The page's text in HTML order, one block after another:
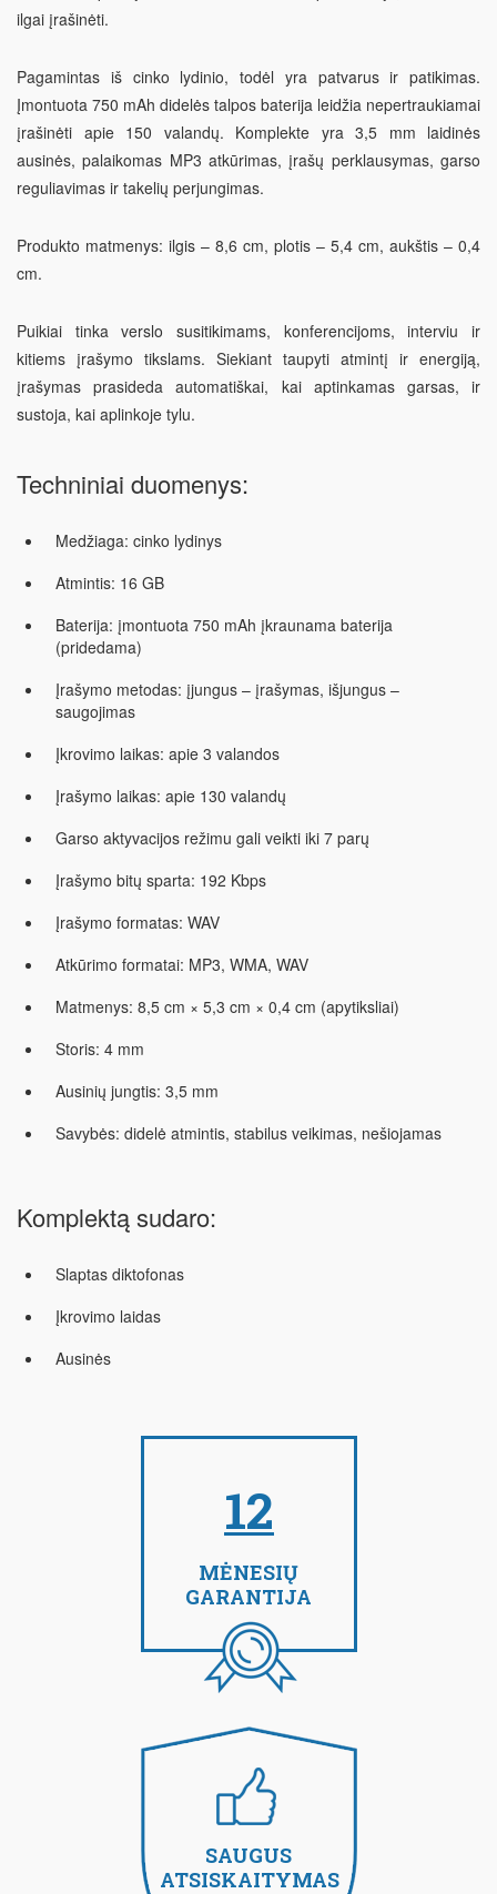
ilgai įrašinėti.
Pagamintas iš cinko lydinio, todėl yra patvarus ir patikimas.
Įmontuota 750 mAh didelės talpos baterija leidžia nepertraukiamai
įrašinėti apie 150 valandų. Komplekte yra 3,5 mm laidinės
ausinės, palaikomas MP3 atkūrimas, įrašų perklausymas, garso
reguliavimas ir takelių perjungimas.
Produkto matmenys: ilgis – 8,6 cm, plotis – 5,4 cm, aukštis – 0,4
cm.
Puikiai tinka verslo susitikimams, konferencijoms, interviu ir
kitiems įrašymo tikslams. Siekiant taupyti atmintį ir energiją,
įrašymas prasideda automatiškai, kai aptinkamas garsas, ir
sustoja, kai aplinkoje tylu.
Techniniai duomenys:
Medžiaga: cinko lydinys
Atmintis: 16 GB
Baterija: įmontuota 750 mAh įkraunama baterija
(pridedama)
Įrašymo metodas: įjungus – įrašymas, išjungus –
saugojimas
Įkrovimo laikas: apie 3 valandos
Įrašymo laikas: apie 130 valandų
Garso aktyvacijos režimu gali veikti iki 7 parų
Įrašymo bitų sparta: 192 Kbps
Įrašymo formatas: WAV
Atkūrimo formatai: MP3, WMA, WAV
Matmenys: 8,5 cm × 5,3 cm × 0,4 cm (apytiksliai)
Storis: 4 mm
Ausinių jungtis: 3,5 mm
Savybės: didelė atmintis, stabilus veikimas, nešiojamas
Komplektą sudaro:
Slaptas diktofonas
Įkrovimo laidas
Ausinės
12
MĖNESIŲ
GARANTIJA
SAUGUS
ATSISKAITYMAS